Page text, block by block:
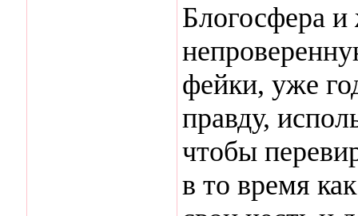
Блогосфера и
фейки, уже
правду,
чтобы
в то время